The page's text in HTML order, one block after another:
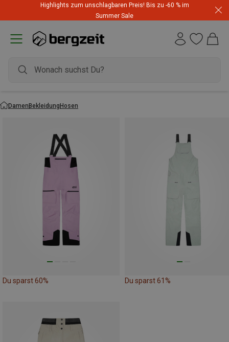
Highlights zum unschlagbaren Preis! Bis zu -60 % im
Summer Sale
DamenBekleidungHosen
Du sparst 60% Du sparst 61%